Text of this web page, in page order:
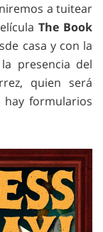
a tuitear
The Book
casa y con la
presencia del
quien será
formularios